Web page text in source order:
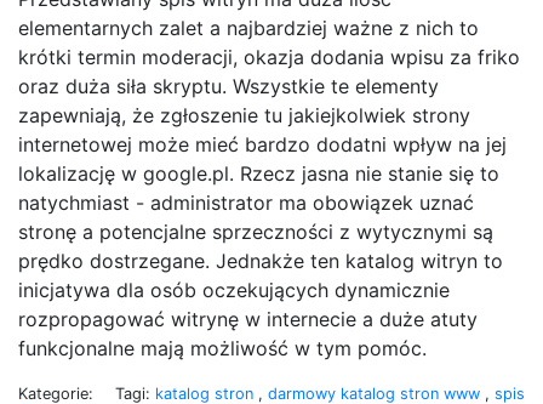
elementarnych zalet a najbardziej ważne z nich to
krótki termin moderacji, okazja dodania wpisu za friko
oraz duża siła skryptu. Wszystkie te elementy
zapewniają, że zgłoszenie tu jakiejkolwiek strony
internetowej może mieć bardzo dodatni wpływ na jej
lokalizację w google.pl. Rzecz jasna nie stanie się to
natychmiast - administrator ma obowiązek uznać
stronę a potencjalne sprzeczności z wytycznymi są
prędko dostrzegane. Jednakże ten katalog witryn to
inicjatywa dla osób oczekujących dynamicznie
rozpropagować witrynę w internecie a duże atuty
funkcjonalne mają możliwość w tym pomóc.
Kategorie:
Tagi: katalog stron , darmowy katalog stron www , spis